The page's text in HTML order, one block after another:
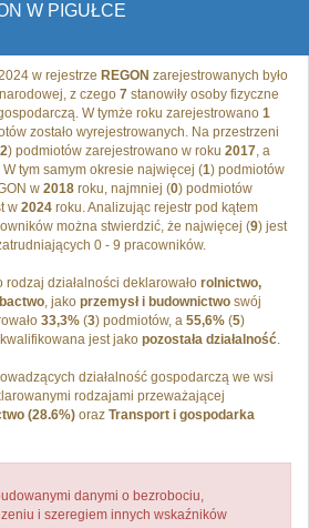
W PIGUŁCE
w rejestrze REGON zarejestrowanych było
z czego 7 stanowiły osoby fizyczne
W tymże roku zarejestrowano 1
zostało wyrejestrowanych. Na przestrzeni
2) podmiotów zarejestrowano w roku 2017, a
W tym samym okresie najwięcej (1) podmiotów
w 2018 roku, najmniej (0) podmiotów
w 2024 roku. Analizując rejestr pod kątem
można stwierdzić, że najwięcej (9) jest
0 - 9 pracowników.
rodzaj działalności deklarowało rolnictwo,
, jako przemysł i budownictwo swój
33,3% (3) podmiotów, a 55,6% (5)
jest jako pozostała działalność.
działalność gospodarczą we wsi
rodzajami przeważającej
(28.6%) oraz Transport i gospodarka
danymi o bezrobociu,
i szeregiem innych wskaźników